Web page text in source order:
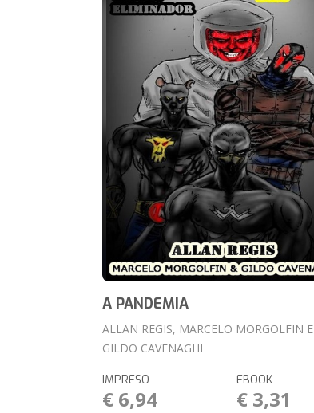
A PANDEMIA
ALLAN REGIS, MARCELO MORGOLFIN E
GILDO CAVENAGHI
IMPRESO
€ 6,94
EBOOK
€ 3,31